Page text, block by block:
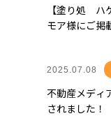
【塗り処 ハ
モア様にご掲
2025.07.08
不動産メディ
されました！